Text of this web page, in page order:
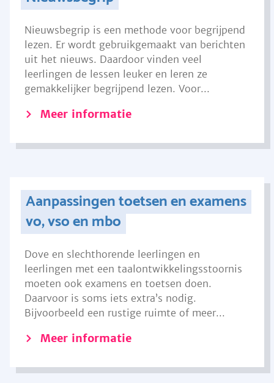
Nieuwsbegrip is een methode voor begrijpend
lezen. Er wordt gebruikgemaakt van berichten
uit het nieuws. Daardoor vinden veel
leerlingen de lessen leuker en leren ze
gemakkelijker begrijpend lezen. Voor...
Meer informatie
Aanpassingen toetsen en examens
vo, vso en mbo
Dove en slechthorende leerlingen en
leerlingen met een taalontwikkelingsstoornis
moeten ook examens en toetsen doen.
Daarvoor is soms iets extra’s nodig.
Bijvoorbeeld een rustige ruimte of meer...
Meer informatie